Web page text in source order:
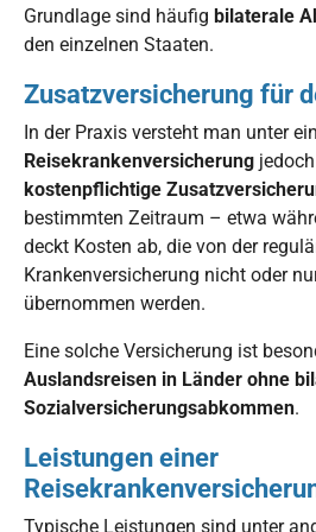
Grundlage sind häufig bilaterale
den einzelnen Staaten.
Zusatzversicherung für
In der Praxis versteht man unter
Reisekrankenversicherung
kostenpflichtige
bestimmten Zeitraum – etwa
deckt Kosten ab, die von der
Krankenversicherung nicht oder
übernommen werden.
Eine solche Versicherung ist
Auslandsreisen in Länder ohne
Sozialversicherungsabkommen.
Leistungen einer
Typische Leistungen sind unter